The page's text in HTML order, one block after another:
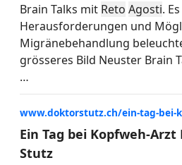
Brain Talks mit Reto Agosti.
Herausforderungen und
Migränebehandlung
grösseres Bild Neuster Brain
…
www.doktorstutz.ch/ein-tag-bei-
Ein Tag bei Kopfweh-Arzt
Stutz